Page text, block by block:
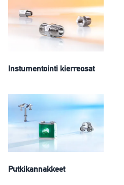
Instumentointi kierreosat
Putkikannakkeet